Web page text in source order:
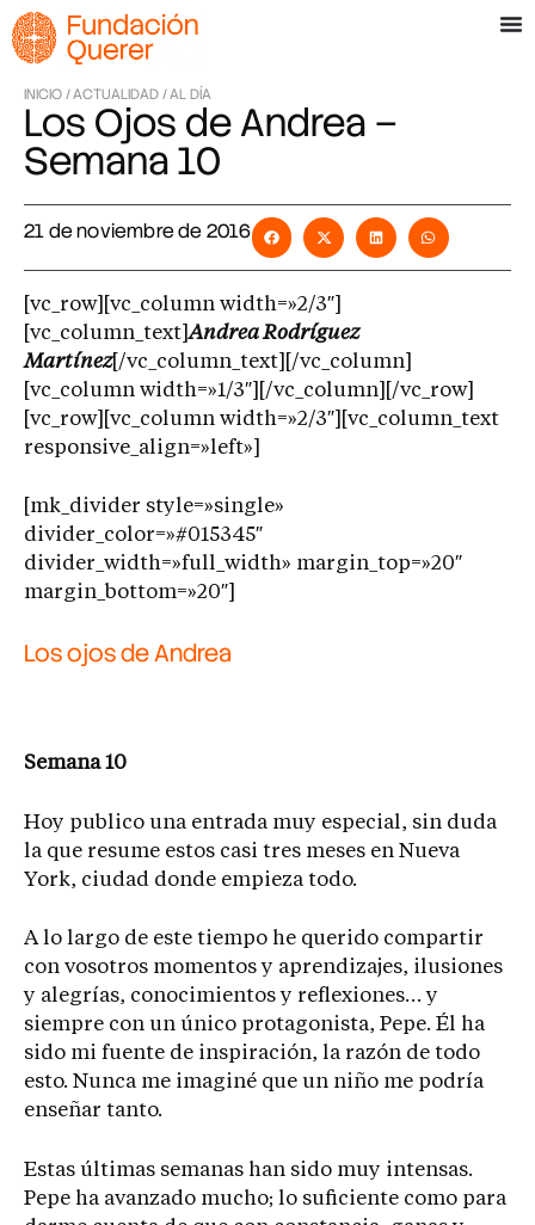
INICIO /ACTUALIDAD /AL DÍA
Los Ojos de Andrea –
Semana 10
21 de noviembre de 2016
[vc_row][vc_column width=»2/3″]
[vc_column_text]Andrea Rodríguez
Martínez[/vc_column_text][/vc_column]
[vc_column width=»1/3″][/vc_column][/vc_row]
[vc_row][vc_column width=»2/3″][vc_column_text
responsive_align=»left»]
[mk_divider style=»single»
divider_color=»#015345″
divider_width=»full_width» margin_top=»20″
margin_bottom=»20″]
Los ojos de Andrea
Semana 10
Hoy publico una entrada muy especial, sin duda
la que resume estos casi tres meses en Nueva
York, ciudad donde empieza todo.
A lo largo de este tiempo he querido compartir
con vosotros momentos y aprendizajes, ilusiones
y alegrías, conocimientos y reflexiones… y
siempre con un único protagonista, Pepe. Él ha
sido mi fuente de inspiración, la razón de todo
esto. Nunca me imaginé que un niño me podría
enseñar tanto.
Estas últimas semanas han sido muy intensas.
Pepe ha avanzado mucho; lo suficiente como para